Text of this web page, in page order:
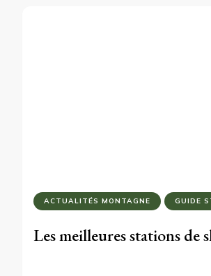
ACTUALITÉS MONTAGNE GUIDE
Les meilleures stations de